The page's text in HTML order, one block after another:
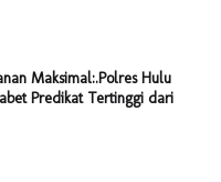
Maksimal:.Polres Hulu
Predikat Tertinggi dari